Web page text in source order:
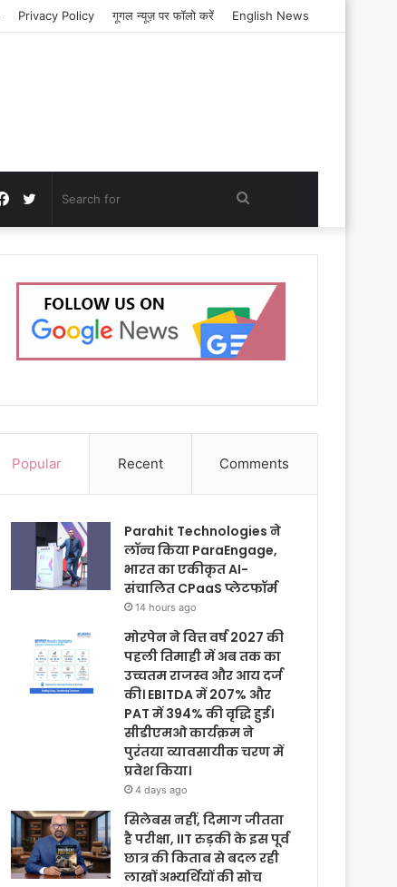
Privacy Policy गूगल न्यूज़ पर फॉलो करें English News
for
Twitter
Facebook
Popular Recent Comments
Parahit Technologies ने
लॉन्च किया ParaEngage,
भारत का एकीकृत AI-
संचालित CPaaS प्लेटफॉर्म
14 hours ago
मोरपेन ने वित्त वर्ष 2027 की
पहली तिमाही में अब तक का
उच्चतम राजस्व और आय दर्ज
की। EBITDA में 207% और
PAT में 394% की वृद्धि हुई।
सीडीएमओ कार्यक्रम ने
पुरंतया व्यावसायीक चरण में
प्रवेश किया।
4 days ago
सिलेबस नहीं, दिमाग जीतता
है परीक्षा, IIT रुड़की के इस पूर्व
छात्र की किताब से बदल रही
लाखों अभ्यर्थियों की सोच